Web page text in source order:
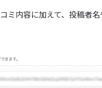
ミ内容に加えて、投稿者